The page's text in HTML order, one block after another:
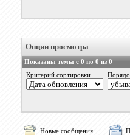
Опции просмотра
Показаны темы с 0 по 0 из 0
Критерий сортировки
Новые сообщения